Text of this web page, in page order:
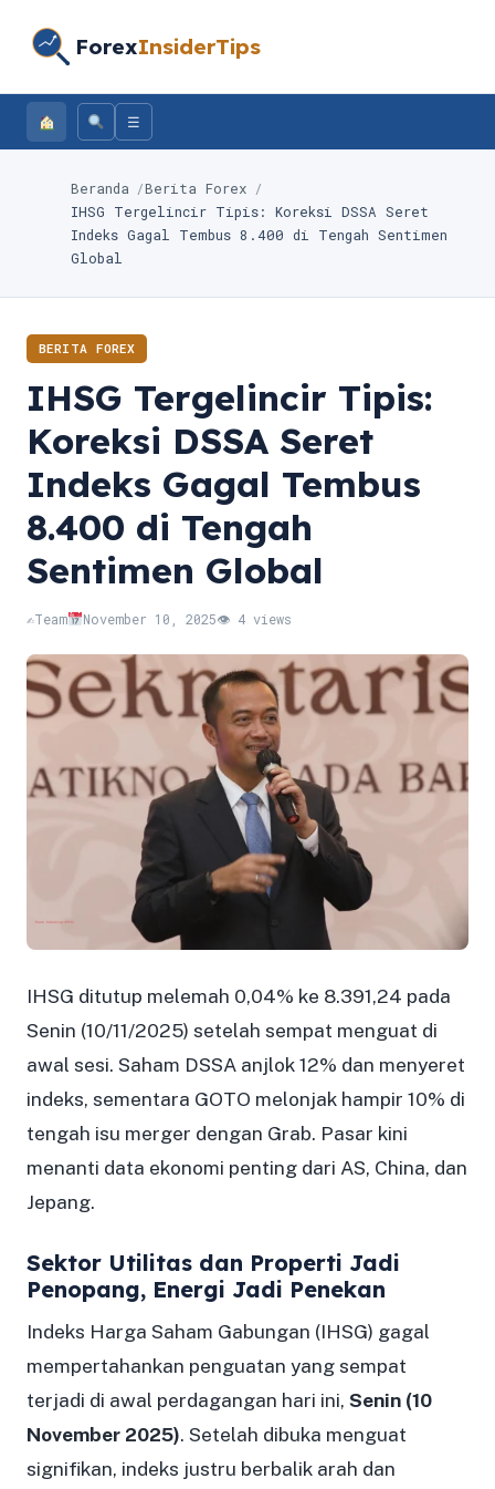
ForexInsiderTips
☰
Beranda
Berita Forex
IHSG Tergelincir Tipis: Koreksi DSSA Seret
Indeks Gagal Tembus 8.400 di Tengah Sentimen
Global
BERITA FOREX
IHSG Tergelincir Tipis:
Koreksi DSSA Seret
Indeks Gagal Tembus
8.400 di Tengah
Sentimen Global
✍️Team November 10, 2025👁 4 views
IHSG ditutup melemah 0,04% ke 8.391,24 pada
Senin (10/11/2025) setelah sempat menguat di
awal sesi. Saham DSSA anjlok 12% dan menyeret
indeks, sementara GOTO melonjak hampir 10% di
tengah isu merger dengan Grab. Pasar kini
menanti data ekonomi penting dari AS, China, dan
Jepang.
Sektor Utilitas dan Properti Jadi
Penopang, Energi Jadi Penekan
Indeks Harga Saham Gabungan (IHSG) gagal
mempertahankan penguatan yang sempat
terjadi di awal perdagangan hari ini, Senin (10
November 2025). Setelah dibuka menguat
signifikan, indeks justru berbalik arah dan